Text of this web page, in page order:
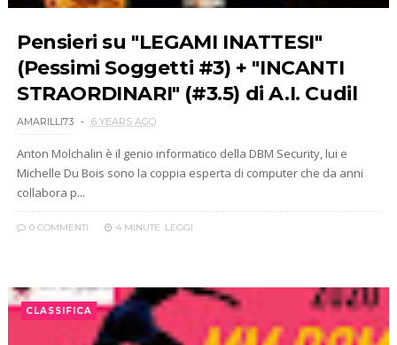
Pensieri su "LEGAMI INATTESI"
(Pessimi Soggetti #3) + "INCANTI
STRAORDINARI" (#3.5) di A.I. Cudil
AMARILLI73 6 YEARS AGO
Anton Molchalin è il genio informatico della DBM Security, lui e
Michelle Du Bois sono la coppia esperta di computer che da anni
collabora p...
0 COMMENTI 4 MINUTE LEGGI
CLASSIFICA